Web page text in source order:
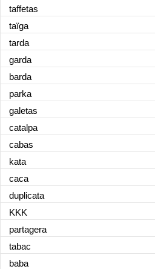
taffetas
taïga
tarda
garda
barda
parka
galetas
catalpa
cabas
kata
caca
duplicata
KKK
partagera
tabac
baba